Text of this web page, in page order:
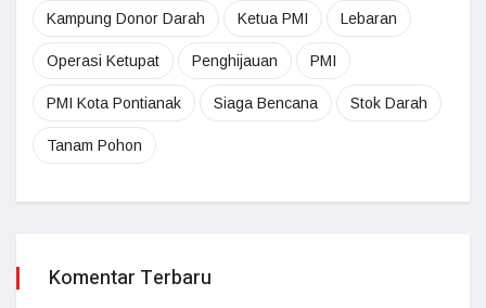
Kampung Donor Darah Ketua PMI Lebaran
Operasi Ketupat Penghijauan PMI
PMI Kota Pontianak Siaga Bencana Stok Darah
Tanam Pohon
Komentar Terbaru